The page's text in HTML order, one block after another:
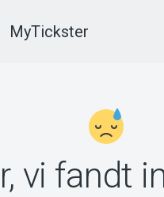
MyTickster
vi fandt